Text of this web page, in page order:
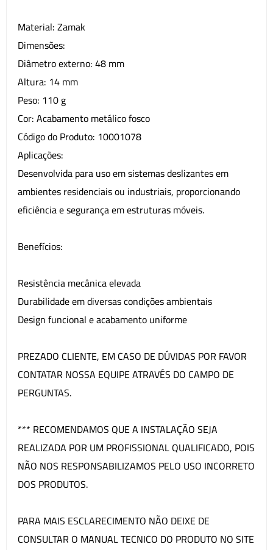
Material: Zamak
Dimensões:
Diâmetro externo: 48 mm
Altura: 14 mm
Peso: 110 g
Cor: Acabamento metálico fosco
Código do Produto: 10001078
Aplicações:
Desenvolvida para uso em sistemas deslizantes em
ambientes residenciais ou industriais, proporcionando
eficiência e segurança em estruturas móveis.
Benefícios:
Resistência mecânica elevada
Durabilidade em diversas condições ambientais
Design funcional e acabamento uniforme
PREZADO CLIENTE, EM CASO DE DÚVIDAS POR FAVOR
CONTATAR NOSSA EQUIPE ATRAVÉS DO CAMPO DE
PERGUNTAS.
*** RECOMENDAMOS QUE A INSTALAÇÃO SEJA
REALIZADA POR UM PROFISSIONAL QUALIFICADO, POIS
NÃO NOS RESPONSABILIZAMOS PELO USO INCORRETO
DOS PRODUTOS.
PARA MAIS ESCLARECIMENTO NÃO DEIXE DE
CONSULTAR O MANUAL TECNICO DO PRODUTO NO SITE